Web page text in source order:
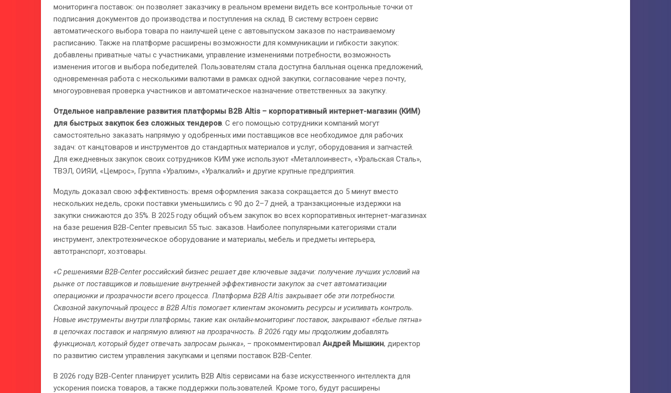
мониторинга поставок: он позволяет заказчику в реальном времени видеть все контрольные точки от
подписания документов до производства и поступления на склад. В систему встроен сервис
автоматического выбора товара по наилучшей цене с автовыпуском заказов по настраиваемому
расписанию. Также на платформе расширены возможности для коммуникации и гибкости закупок:
добавлены приватные чаты с участниками, управление изменениями потребности, возможность
изменения итогов и выбора победителей. Пользователям стала доступна балльная оценка предложений,
одновременная работа с несколькими валютами в рамках одной закупки, согласование через почту,
многоуровневая проверка участников и автоматическое назначение ответственных за закупку.
Отдельное направление развития платформы B2B Altis – корпоративный интернет-магазин (КИМ)
для быстрых закупок без сложных тендеров. С его помощью сотрудники компаний могут
самостоятельно заказать напрямую у одобренных ими поставщиков все необходимое для рабочих
задач: от канцтоваров и инструментов до стандартных материалов и услуг, оборудования и запчастей.
Для ежедневных закупок своих сотрудников КИМ уже используют «Металлоинвест», «Уральская Сталь»,
ТВЭЛ, ОИЯИ, «Цемрос», Группа «Уралхим», «Уралкалий» и другие крупные предприятия.
Модуль доказал свою эффективность: время оформления заказа сокращается до 5 минут вместо
нескольких недель, сроки поставки уменьшились с 90 до 2–7 дней, а транзакционные издержки на
закупки снижаются до 35%. В 2025 году общий объем закупок во всех корпоративных интернет-магазинах
на базе решения B2B-Center превысил 55 тыс. заказов. Наиболее популярными категориями стали
инструмент, электротехническое оборудование и материалы, мебель и предметы интерьера,
автотранспорт, хозтовары.
«С решениями B2B-Center российский бизнес решает две ключевые задачи: получение лучших условий на
рынке от поставщиков и повышение внутренней эффективности закупок за счет автоматизации
операционки и прозрачности всего процесса. Платформа B2B Altis закрывает обе эти потребности.
Сквозной закупочный процесс в B2B Altis помогает клиентам экономить ресурсы и усиливать контроль.
Новые инструменты внутри платформы, такие как онлайн-мониторинг поставок, закрывают «белые пятна»
в цепочках поставок и напрямую влияют на прозрачность. В 2026 году мы продолжим добавлять
функционал, который будет отвечать запросам рынка», – прокомментировал Андрей Мышкин, директор
по развитию систем управления закупками и цепями поставок B2B-Center.
В 2026 году B2B-Center планирует усилить B2B Altis сервисами на базе искусственного интеллекта для
ускорения поиска товаров, а также поддержки пользователей. Кроме того, будут расширены